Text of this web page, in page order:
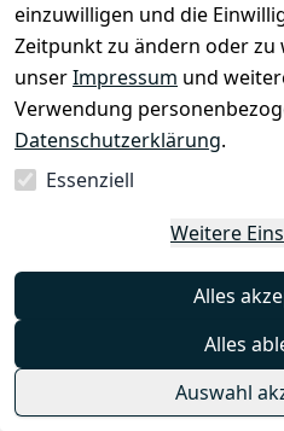
einzuwilligen und die
Zeitpunkt zu ändern oder zu
unserImpressum und
Verwendung
Datenschutzerklärung.
Essenziell
Weitere
Alles
Alles
Auswahl
Impressum
Datenschutze
rklärung
Widerrufsrec
ht
Kundenservic
e
Zahlung &
Versand
Batteriegeset